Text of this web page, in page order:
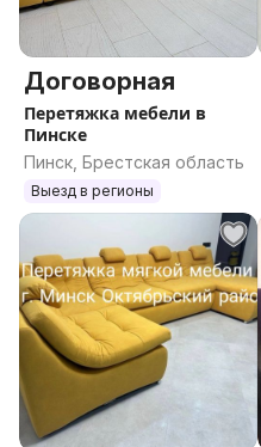
Договорная
Перетяжка мебели в
Пинске
Пинск, Брестская область
Выезд в регионы